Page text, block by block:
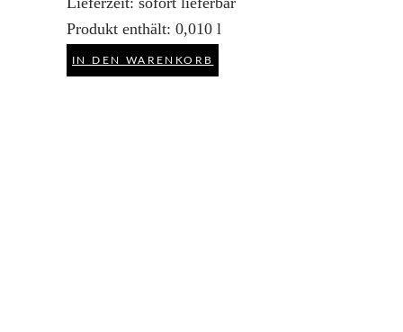
Produkt enthält: 0,010 l
IN DEN WARENKORB